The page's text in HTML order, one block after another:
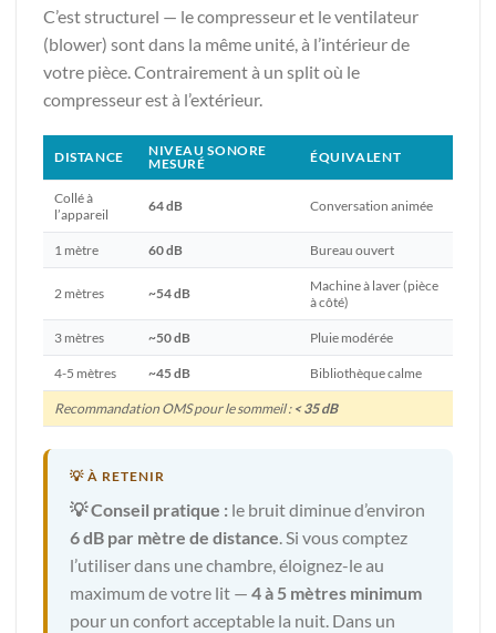
C’est structurel — le compresseur et le ventilateur
(blower) sont dans la même unité, à l’intérieur de
votre pièce. Contrairement à un split où le
compresseur est à l’extérieur.
DISTANCE
NIVEAU SONORE
MESURÉ
ÉQUIVALENT
Collé à
l’appareil
64 dB Conversation animée
1 mètre 60 dB Bureau ouvert
2 mètres ~54 dB
Machine à laver (pièce
à côté)
3 mètres ~50 dB Pluie modérée
4-5 mètres ~45 dB Bibliothèque calme
Recommandation OMS pour le sommeil : < 35 dB
💡 Conseil pratique : le bruit diminue d’environ
6 dB par mètre de distance. Si vous comptez
l’utiliser dans une chambre, éloignez-le au
maximum de votre lit — 4 à 5 mètres minimum
pour un confort acceptable la nuit. Dans un